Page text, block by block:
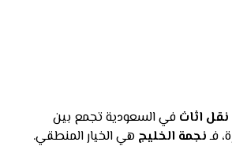
اثاث في السعودية تجمع بين
فـنجمة الخليج هي الخيار المنطقي.